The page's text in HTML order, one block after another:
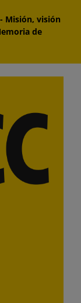
- Misión, visión
de